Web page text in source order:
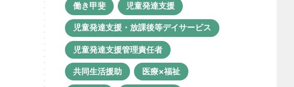
ルーチェの日常
ロボット活用 世話人
事業所 人事ツール
人事考課制度 介護ロボット
働き甲斐 児童発達支援
児童発達支援・放課後等デイサービス
児童発達支援管理責任者
共同生活援助 医療×福祉